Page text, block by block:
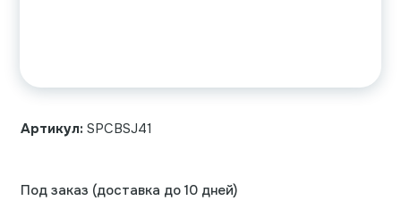
Артикул: SPCBSJ41
Под заказ (доставка до 10 дней)